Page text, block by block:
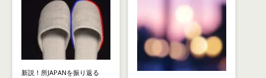
新説！所JAPANを振り返る